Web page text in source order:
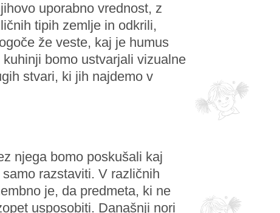
uporabno vrednost, z
tipih zemlje in odkrili,
že veste, kaj je humus
bomo ustvarjali vizualne
stvari, ki jih najdemo v
njega bomo poskušali kaj
razstaviti. V različnih
je, da predmeta, ki ne
usposobiti. Današnji nori